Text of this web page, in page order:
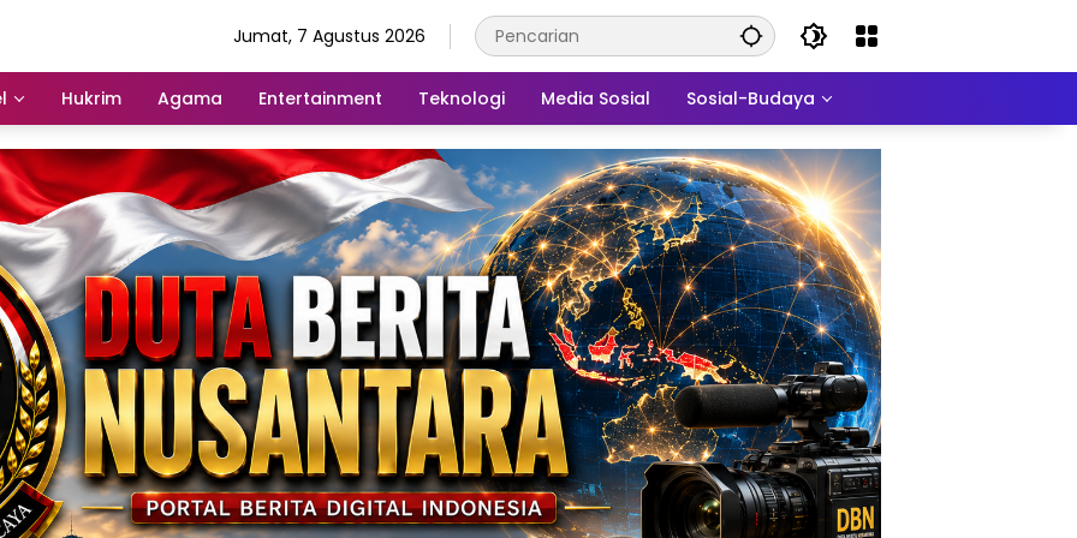
Jumat, 7 Agustus 2026
Hukrim Agama Entertainment Teknologi Media Sosial Sosial-Budaya